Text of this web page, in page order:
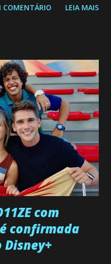
de 08/06/26 a 14/06/26
ser o tipo de
toda a vida. Camila
como seria o
seduzi-lo. Manuel avisa a
de Gabriel com Joana.
as suspeitas pelo
que ele poderia
Artur informa a Gabriel
outra paciente, que está
COMENTÁRIO LEIA MAIS
com
confirmada